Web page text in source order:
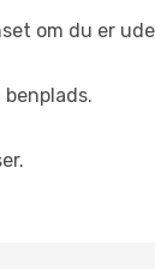
om du er